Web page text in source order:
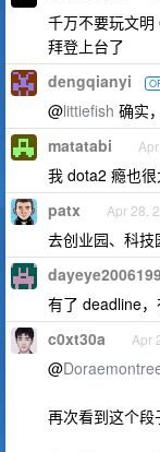
千万不要玩文
拜登上台了
dengqianyi
@littiefish 确实
matatabi
我 dota2 瘾也
patx Apr 28,
去创业园、科
dayeye2006199
有了 deadline，
c0xt30a Apr
@
再次看到这个